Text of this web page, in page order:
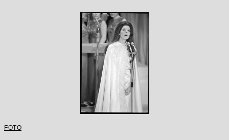
FOTO